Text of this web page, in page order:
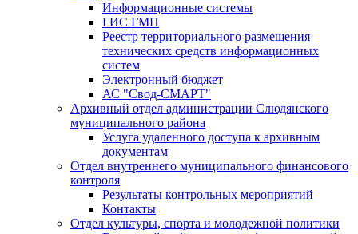
Информационные системы
ГИС ГМП
Реестр территориального размещения
технических средств информационных
систем
Электронный бюджет
АС "Свод-СМАРТ"
Архивный отдел администрации Слюдянского
муниципального района
Услуга удаленного доступа к архивным
документам
Отдел внутреннего муниципального финансового
контроля
Результаты контрольных мероприятий
Контакты
Отдел культуры, спорта и молодежной политики